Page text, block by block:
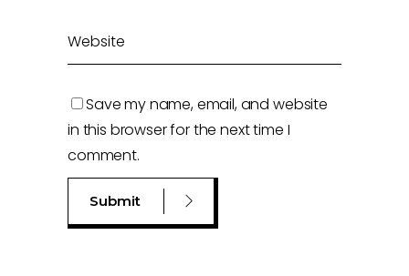
Save my name, email, and website
in this browser for the next time I
comment.